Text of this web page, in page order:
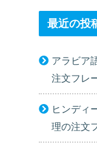
最近の投
アラビア
注文フレ
ヒンディ
理の注文